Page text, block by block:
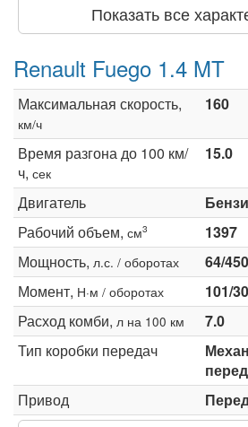
Показать все
Renault Fuego 1.4 MT
Максимальная скорость,
км/ч
160
Время разгона до 100 км/
ч, сек
15.0
Двигатель
Рабочий объем, см3
1397
Мощность, л.с. / оборотах
64/
Момент, Н·м / оборотах
101/
Расход комби, л на 100 км
7.0
Тип коробки передач
Привод